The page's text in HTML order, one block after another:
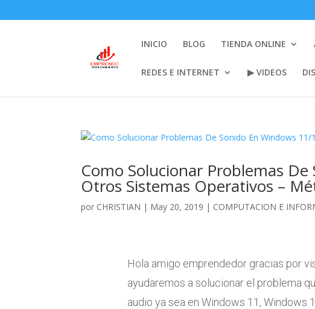
INICIO BLOG TIENDA ONLINE
REDES E INTERNET ▶ VIDEOS
Como Solucionar Problemas
Otros Sistemas Operativos –
por CHRISTIAN | May 20, 2019 | COMPUTACION E
Hola amigo emprendedor gracias por
ayudaremos a solucionar el problema
audio ya sea en Windows 11,